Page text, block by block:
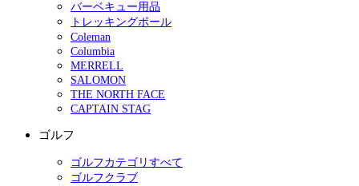
バーベキュー用品
トレッキングポール
Coleman
Columbia
MERRELL
SALOMON
THE NORTH FACE
CAPTAIN STAG
ゴルフ
ゴルフカテゴリすべて
ゴルフクラブ